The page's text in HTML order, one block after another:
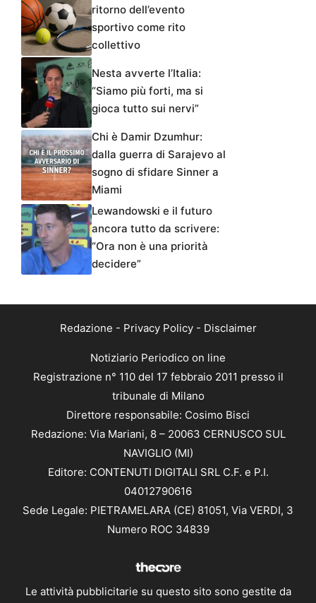
ritorno dell’evento
sportivo come rito
collettivo
Nesta avverte l’Italia:
“Siamo più forti, ma si
gioca tutto sui nervi”
Chi è Damir Dzumhur:
dalla guerra di Sarajevo al
sogno di sfidare Sinner a
Miami
Lewandowski e il futuro
ancora tutto da scrivere:
“Ora non è una priorità
decidere”
Redazione - Privacy Policy- Disclaimer
Notiziario Periodico on line
Registrazione n° 110 del 17 febbraio 2011 presso il
tribunale di Milano
Direttore responsabile: Cosimo Bisci
Redazione: Via Mariani, 8 – 20063 CERNUSCO SUL
NAVIGLIO (MI)
Editore: CONTENUTI DIGITALI SRL C.F. e P.I.
04012790616
Sede Legale: PIETRAMELARA (CE) 81051, Via VERDI, 3
Numero ROC 34839
Le attività pubblicitarie su questo sito sono gestite da